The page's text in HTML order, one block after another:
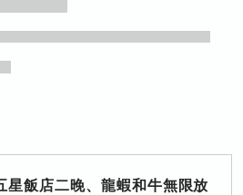
星飯店二晚、龍蝦和牛無限放